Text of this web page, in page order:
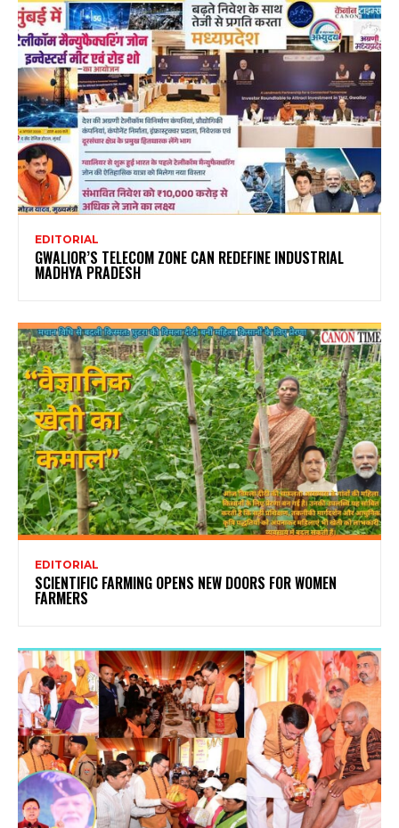
EDITORIAL
GWALIOR’S TELECOM ZONE CAN REDEFINE INDUSTRIAL
MADHYA PRADESH
EDITORIAL
SCIENTIFIC FARMING OPENS NEW DOORS FOR WOMEN
FARMERS